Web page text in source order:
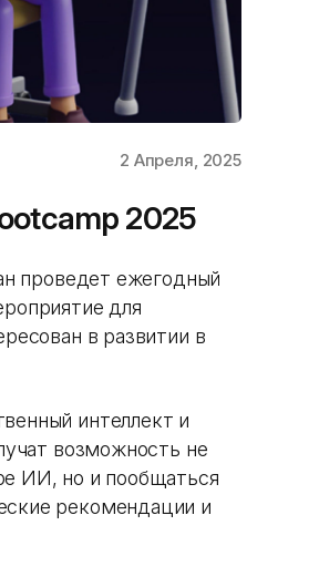
2 Апреля, 2025
2025
проведет ежегодный
для
в развитии в
интеллект и
возможность не
ИИ, но и пообщаться
рекомендации и